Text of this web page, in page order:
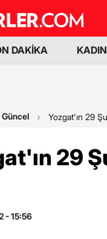
DAKİKA KADIN
Güncel Yozgat'ın 29
29
- 15:56